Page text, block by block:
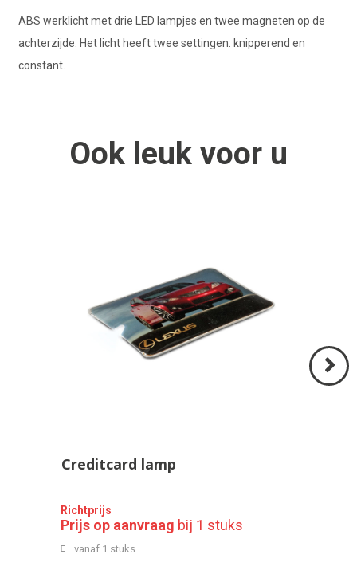
ABS werklicht met drie LED lampjes en twee magneten op de
achterzijde. Het licht heeft twee settingen: knipperend en
constant.
Ook leuk voor u
Creditcard lamp
Richtprijs
Prijs op aanvraag bij 1 stuks
vanaf 1 stuks